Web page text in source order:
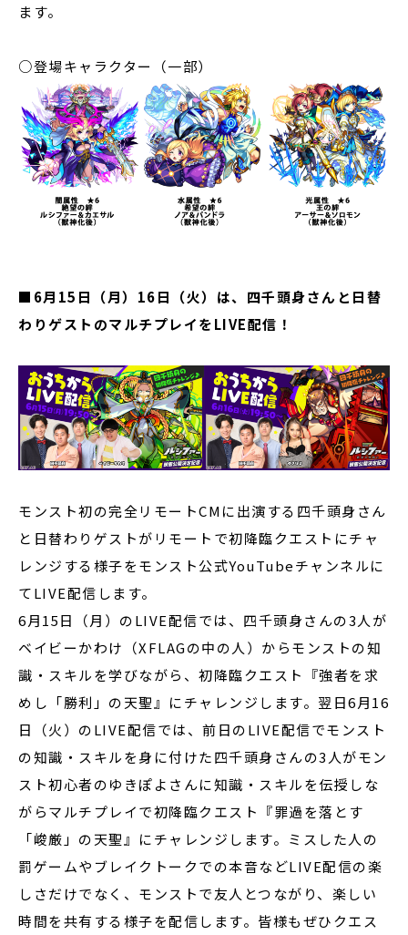
ます。
○登場キャラクター（一部）
■ 6月15日（月）16日（火）は、四千頭身さんと日替
わりゲストのマルチプレイをLIVE配信！
モンスト初の完全リモートCMに出演する四千頭身さん
と日替わりゲストがリモートで初降臨クエストにチャ
レンジする様子をモンスト公式YouTubeチャンネルに
てLIVE配信します。
6月15日（月）のLIVE配信では、四千頭身さんの3人が
ベイビーかわけ（XFLAGの中の人）からモンストの知
識・スキルを学びながら、初降臨クエスト『強者を求
めし「勝利」の天聖』にチャレンジします。翌日6月16
日（火）のLIVE配信では、前日のLIVE配信でモンスト
の知識・スキルを身に付けた四千頭身さんの3人がモン
スト初心者のゆきぽよさんに知識・スキルを伝授しな
がらマルチプレイで初降臨クエスト『罪過を落とす
「峻厳」の天聖』にチャレンジします。ミスした人の
罰ゲームやブレイクトークでの本音などLIVE配信の楽
しさだけでなく、モンストで友人とつながり、楽しい
時間を共有する様子を配信します。皆様もぜひクエス